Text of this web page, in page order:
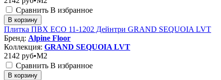
Сравнить В избранное
В корзину
Плитка ПВХ ЕСО 11-1202 Дейнтри GRAND SEQUOIA LVT
Бренд: Alpine Floor
Коллекция: GRAND SEQUOIA LVT
2142 руб•M2
Сравнить В избранное
В корзину